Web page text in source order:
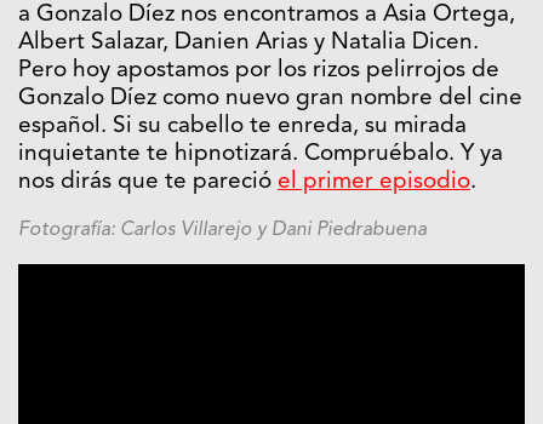
a Gonzalo Díez nos encontramos a Asia Ortega,
Albert Salazar, Danien Arias y Natalia Dicen.
Pero hoy apostamos por los rizos pelirrojos de
Gonzalo Díez como nuevo gran nombre del cine
español. Si su cabello te enreda, su mirada
inquietante te hipnotizará. Compruébalo. Y ya
nos dirás que te pareció el primer episodio.
Fotografía: Carlos Villarejo y Dani Piedrabuena